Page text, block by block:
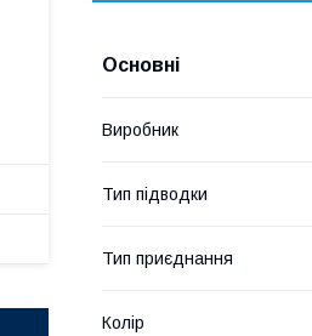
Основні
Виробник
Тип підводки
Тип приєднання
Колір